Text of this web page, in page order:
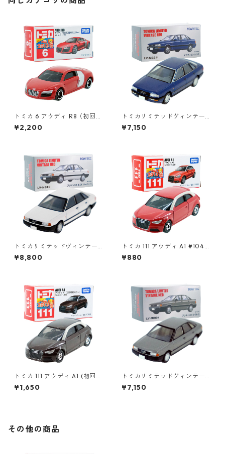
トミカ 6 アウディ R8（初回特
別カラー）#10467441
¥2,200
トミカリミテッドヴィンテー
ジネオ LV-N82b アウディ90
2.3E #36250999
¥7,150
トミカリミテッドヴィンテー
ジネオ LV-N81a アウディ80 2.
0E ヨーロッパ #36250968
¥8,800
トミカ 111 アウディ A1 #1043
8779
¥880
トミカ 111 アウディ A1 (初回特
別カラー) #10471226
¥1,650
トミカリミテッドヴィンテー
ジネオ LV-N86a アウディ 80
クワトロ #36271437
¥7,150
その他の商品